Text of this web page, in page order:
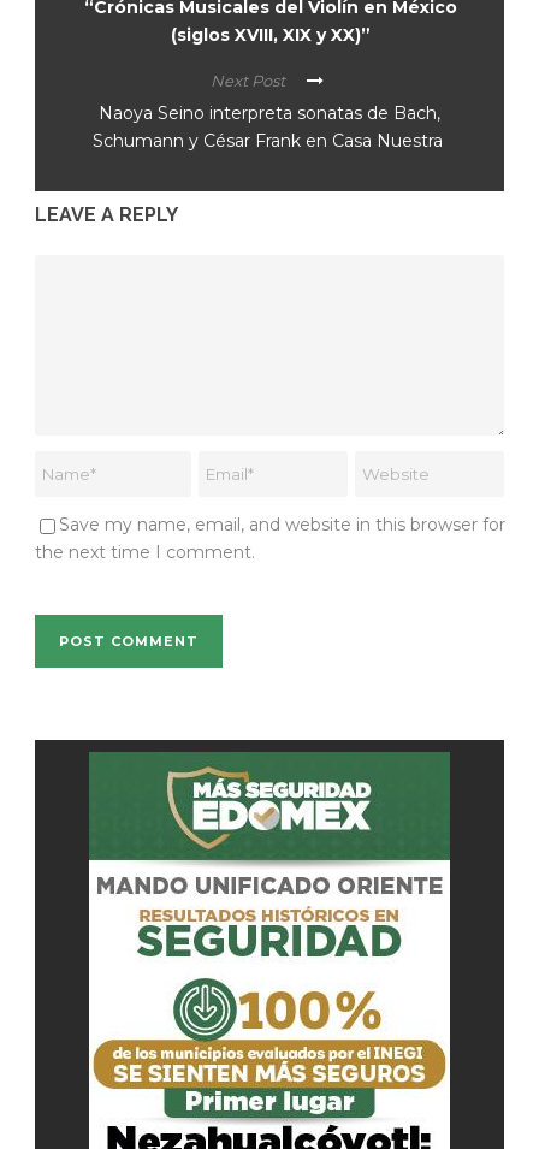
“Crónicas Musicales del Violín en México
(siglos XVIII, XIX y XX)”
Next Post
Naoya Seino interpreta sonatas de Bach,
Schumann y César Frank en Casa Nuestra
LEAVE A REPLY
Save my name, email, and website in this browser for
the next time I comment.